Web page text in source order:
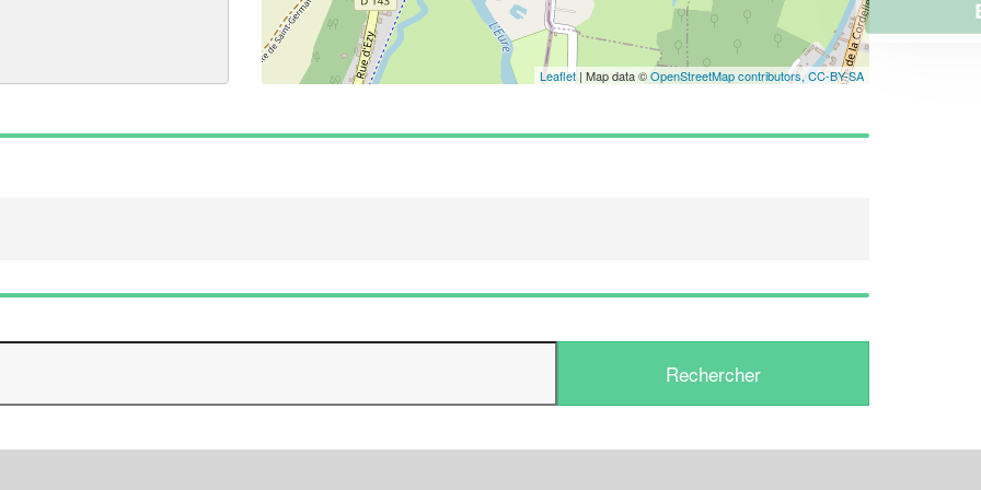
Leaflet | Map data ©OpenStreetMap contributors, CC-BY-SA
En savoir plus